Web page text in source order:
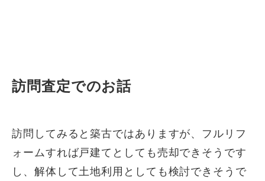
訪問査定でのお話
訪問してみると築古ではありますが、フルリフ
ォームすれば戸建てとしても売却できそうです
し、解体して土地利用としても検討できそうで